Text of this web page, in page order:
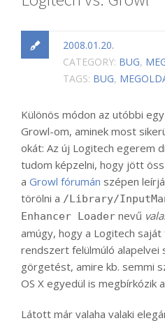
2008.01.20.
CATEGORY: BUG,
TAGS: BUG,
Különös módon az utóbbi
Growl-om, aminek most
okát: Az új Logitech egerem
tudom képzelni, hogy jött
a Growl fórumán szépen
törölni a /Library/
Enhancer Loader nevű
amúgy, hogy a Logitech saját
rendszert felülmúló alapelvei
görgetést, amire kb. semmi
OS X egyedül is megbírkózik
Látott már valaha valaki